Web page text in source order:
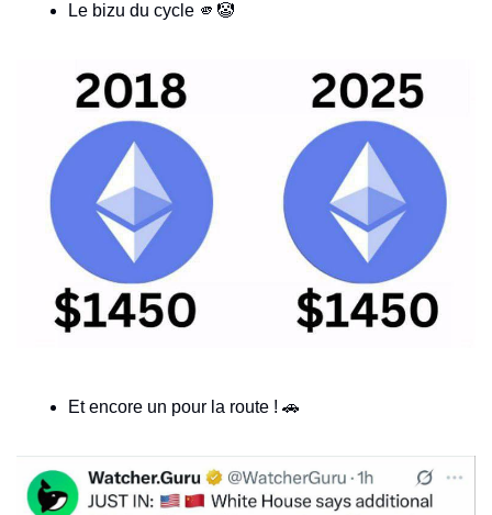
Le bizu du cycle 🫵 🤡
Et encore un pour la route ! 🚗